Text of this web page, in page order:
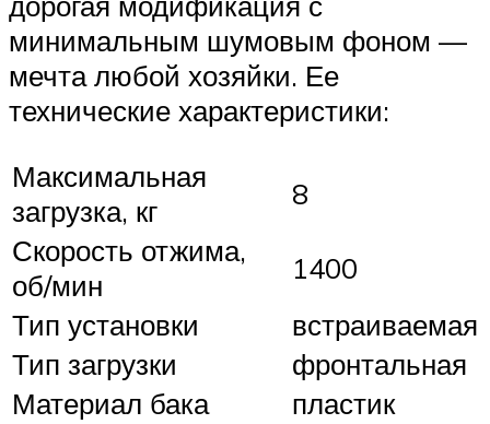
минимальным шумовым фоном —
мечта любой хозяйки. Ее
технические характеристики:
Максимальная
загрузка, кг
8
Скорость отжима,
об/мин
1400
Тип установки
встраиваемая
Тип загрузки
фронтальная
Материал бака
пластик